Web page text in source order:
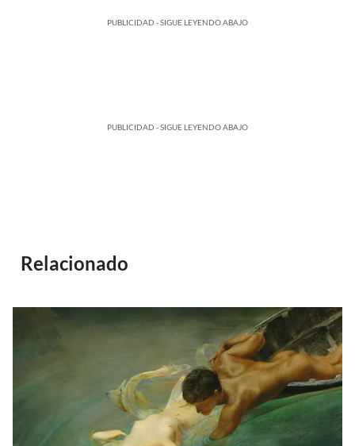
PUBLICIDAD - SIGUE LEYENDO ABAJO
PUBLICIDAD - SIGUE LEYENDO ABAJO
Relacionado